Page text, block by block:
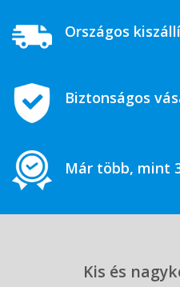
Országos
Biztonságos
Már több, mint
Kis és